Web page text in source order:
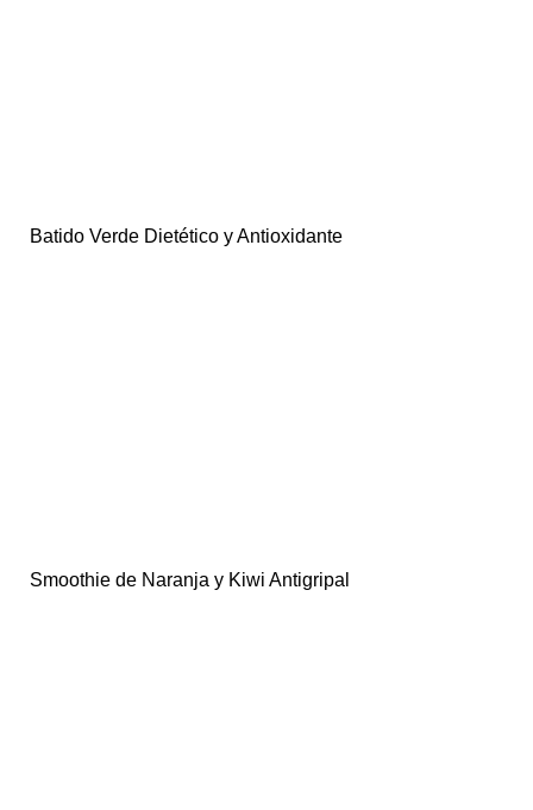
Batido Verde Dietético y Antioxidante
Smoothie de Naranja y Kiwi Antigripal